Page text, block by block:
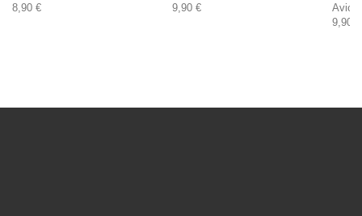
8,90 €
9,90 €
Avion
9,90 €